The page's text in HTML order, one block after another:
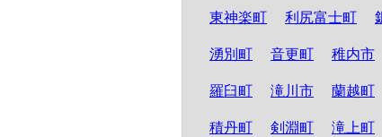
東神楽町 利尻富士町
湧別町 音更町 稚内市
羅臼町 滝川市 蘭越町
積丹町 剣淵町 滝上町